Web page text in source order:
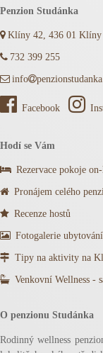
Penzion Studánka
Klíny 42, 436 01
732 399 255
info
Facebook
Hodí se Vám
Rezervace pokoje
Pronájem celého
Recenze hostů
Fotogalerie
Tipy na aktivity na
Venkovní Wellness -
O penzionu Studánka
Rodinný wellness